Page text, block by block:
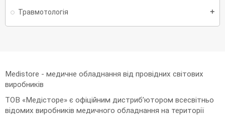
Травмотологія add
Medistore - медичне обладнання від провідних світових
виробників
ТОВ «Медісторе» є офіційним дистриб’ютором всесвітньо
відомих виробників медичного обладнання на території